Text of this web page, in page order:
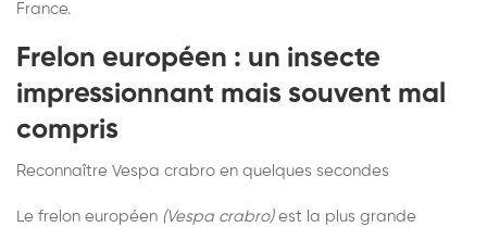
France.
Frelon européen : un insecte
impressionnant mais souvent mal
compris
Reconnaître Vespa crabro en quelques secondes
Le frelon européen (Vespa crabro)est la plus grande